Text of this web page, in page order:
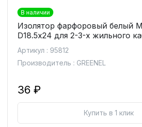
В наличии
Изолятор фарфоровый белый
D18.5х24 для 2-3-х жильного
Артикул : 95812
Производитель : GREENEL
36 ₽
Купить в 1 клик